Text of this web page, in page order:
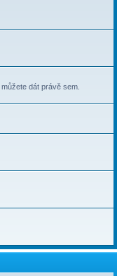
dát právě sem.